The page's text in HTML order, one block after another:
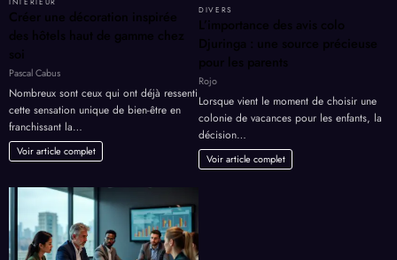
Créer une décoration inspirée
des hôtels haut de gamme chez
soi
Pascal Cabus
Nombreux sont ceux qui ont déjà ressenti
cette sensation unique de bien-être en
franchissant la…
Voir article complet
DIVERS
L’importance des avis colo
Djuringa : une source précieuse
pour les parents
Rojo
Lorsque vient le moment de choisir une
colonie de vacances pour les enfants, la
décision…
Voir article complet